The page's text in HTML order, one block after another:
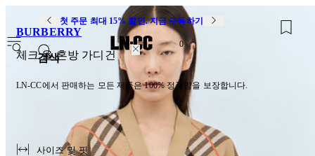
첫 주문 최대 15% 할인. 지금 구독하기
검색
0
BURBERRY
체크 울 혼방 가디건
LN-CC에서 판매하는 모든 제품은 100% 정품임을 보장합니다.
사이즈 및 핏